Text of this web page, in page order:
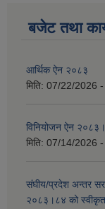
बजेट तथा
आर्थिक ऐन २०८३
मिति: 07/22/2026
विनियोजन ऐन
मिति: 07/14/2026
संघीय/प्रदेश अन्तर
२०८३।८४ को